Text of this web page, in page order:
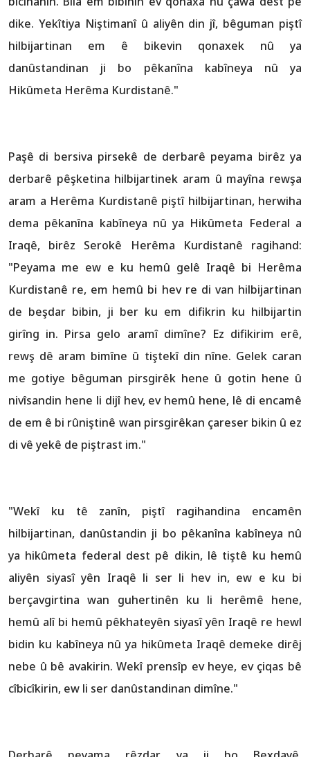
dike. Yekîtiya Niştimanî û aliyên din jî, bêguman piştî
hilbijartinan em ê bikevin qonaxek nû ya
danûstandinan ji bo pêkanîna kabîneya nû ya
Hikûmeta Herêma Kurdistanê."
Paşê di bersiva pirsekê de derbarê peyama birêz ya
derbarê pêşketina hilbijartinek aram û mayîna rewşa
aram a Herêma Kurdistanê piştî hilbijartinan, herwiha
dema pêkanîna kabîneya nû ya Hikûmeta Federal a
Iraqê, birêz Serokê Herêma Kurdistanê ragihand:
"Peyama me ew e ku hemû gelê Iraqê bi Herêma
Kurdistanê re, em hemû bi hev re di van hilbijartinan
de beşdar bibin, ji ber ku em difikrin ku hilbijartin
girîng in. Pirsa gelo aramî dimîne? Ez difikirim erê,
rewş dê aram bimîne û tiştekî din nîne. Gelek caran
me gotiye bêguman pirsgirêk hene û gotin hene û
nivîsandin hene li dijî hev, ev hemû hene, lê di encamê
de em ê bi rûniştinê wan pirsgirêkan çareser bikin û ez
di vê yekê de piştrast im."
"Wekî ku tê zanîn, piştî ragihandina encamên
hilbijartinan, danûstandin ji bo pêkanîna kabîneya nû
ya hikûmeta federal dest pê dikin, lê tiştê ku hemû
aliyên siyasî yên Iraqê li ser li hev in, ew e ku bi
berçavgirtina wan guhertinên ku li herêmê hene,
hemû alî bi hemû pêkhateyên siyasî yên Iraqê re hewl
bidin ku kabîneya nû ya hikûmeta Iraqê demeke dirêj
nebe û bê avakirin. Wekî prensîp ev heye, ev çiqas bê
cîbicîkirin, ew li ser danûstandinan dimîne."